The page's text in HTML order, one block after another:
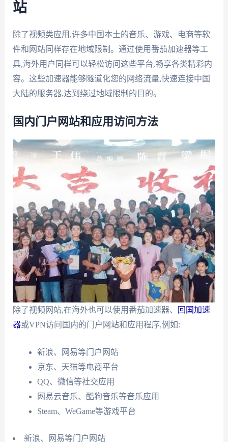
站
除了视频类应用,许多中国本土的音乐、游戏、电商等软
件和网站同样存在地域限制。通过使用番茄加速器等工
具,海外用户同样可以轻松访问这些平台,畅享各类精彩内
容。这些加速器能够隧道化您的网络流量,快速连接中国
大陆的服务器,达到绕过地域限制的目的。
国内门户网站和应用访问方法
除了视频网站,在海外也可以使用番茄加速器、
回国加速
器或VPN访问国内的门户网站和应用程序,例如:
新浪、网易等门户网站
京东、天猫等电商平台
QQ、微信等社交应用
网易云音乐、酷狗音乐等音乐应用
Steam、WeGame等游戏平台
新浪、网易等门户网站